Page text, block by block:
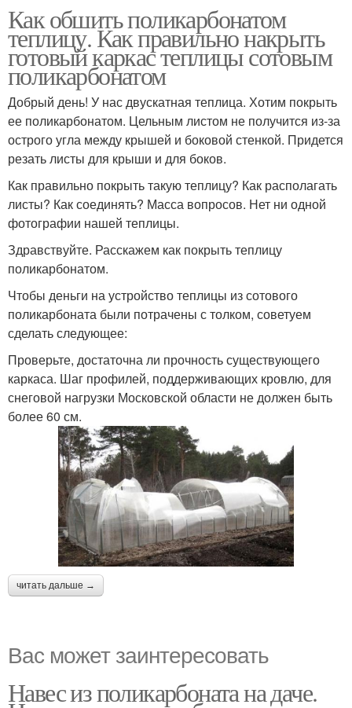
Как обшить поликарбонатом
теплицу. Как правильно накрыть
готовый каркас теплицы сотовым
поликарбонатом
Добрый день! У нас двускатная теплица. Хотим покрыть
ее поликарбонатом. Цельным листом не получится из-за
острого угла между крышей и боковой стенкой. Придется
резать листы для крыши и для боков.
Как правильно покрыть такую теплицу? Как располагать
листы? Как соединять? Масса вопросов. Нет ни одной
фотографии нашей теплицы.
Здравствуйте. Расскажем как покрыть теплицу
поликарбонатом.
Чтобы деньги на устройство теплицы из сотового
поликарбоната были потрачены с толком, советуем
сделать следующее:
Проверьте, достаточна ли прочность существующего
каркаса. Шаг профилей, поддерживающих кровлю, для
снеговой нагрузки Московской области не должен быть
более 60 см.
читать дальше →
Вас может заинтересовать
Навес из поликарбоната на даче.